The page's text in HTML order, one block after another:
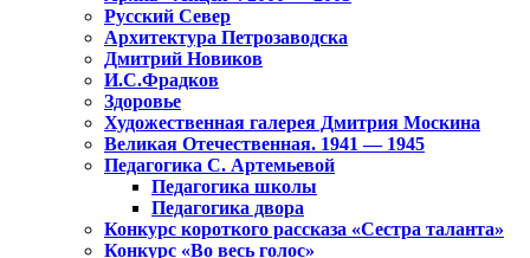
Русский Север
Архитектура Петрозаводска
Дмитрий Новиков
И.С.Фрадков
Здоровье
Художественная галерея Дмитрия Москина
Великая Отечественная. 1941 — 1945
Педагогика С. Артемьевой
Педагогика школы
Педагогика двора
Конкурс короткого рассказа «Сестра таланта»
Конкурс «Во весь голос»